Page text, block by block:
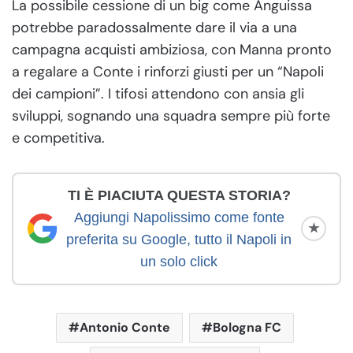
La possibile cessione di un big come Anguissa
potrebbe paradossalmente dare il via a una
campagna acquisti ambiziosa, con Manna pronto
a regalare a Conte i rinforzi giusti per un “Napoli
dei campioni”. I tifosi attendono con ansia gli
sviluppi, sognando una squadra sempre più forte
e competitiva.
TI È PIACIUTA QUESTA STORIA?
Aggiungi Napolissimo come fonte
preferita su Google, tutto il Napoli in
un solo click
★
Antonio Conte Bologna FC